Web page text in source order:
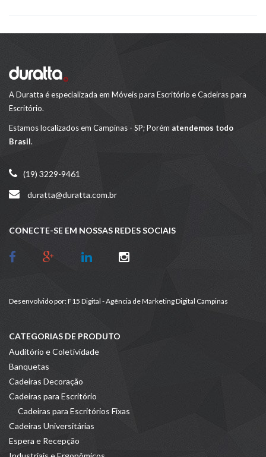
A Duratta é especializada em Móveis para Escritório e Cadeiras para
Escritório.
Estamos localizados em Campinas - SP; Porém atendemos todo
Brasil.
(19) 3229-9461
duratta@duratta.com.br
CONECTE-SE EM NOSSAS REDES SOCIAIS
Desenvolvido por:F15 Digital - Agência de Marketing Digital Campinas
CATEGORIAS DE PRODUTO
Auditório e Coletividade
Banquetas
Cadeiras Decoração
Cadeiras para Escritório
Cadeiras para Escritórios Fixas
Cadeiras Universitárias
Espera e Recepção